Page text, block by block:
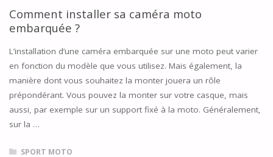
SUR
LA
PERFORMANCE
DE
Comment installer sa caméra moto
embarquée ?
L’installation d’une caméra embarquée sur une moto peut varier
en fonction du modèle que vous utilisez. Mais également, la
manière dont vous souhaitez la monter jouera un rôle
prépondérant. Vous pouvez la monter sur votre casque, mais
aussi, par exemple sur un support fixé à la moto. Généralement,
sur la …
SPORT MOTO